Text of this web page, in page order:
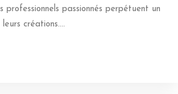
passionnés perpétuent un
créations….